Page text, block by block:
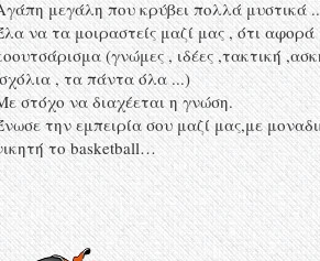
μεγάλη που κρύβει πολλά μυστικά
να τα μοιραστείς μαζί μας , ότι αφορά
(γνώμες , ιδέες ,τακτική
, τα πάντα όλα ...)
στόχο να διαχέεται η γνώση.
την εμπειρία σου μαζί μας,με
το basketball…